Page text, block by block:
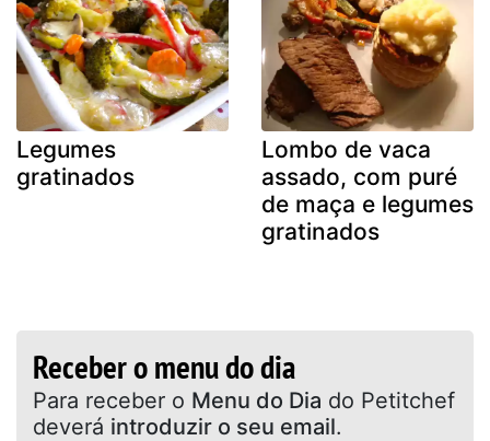
Legumes
gratinados
Lombo de vaca
assado, com puré
de maça e legumes
gratinados
Receber o menu do dia
Para receber o Menu do Dia do Petitchef
deverá introduzir o seu email.